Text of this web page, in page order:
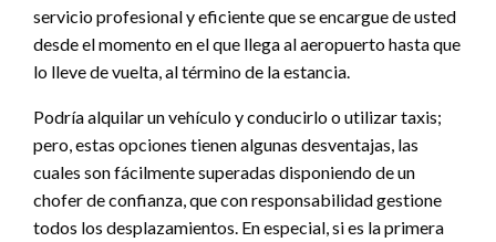
servicio profesional y eficiente que se encargue de usted
desde el momento en el que llega al aeropuerto hasta que
lo lleve de vuelta, al término de la estancia.
Podría alquilar un vehículo y conducirlo o utilizar taxis;
pero, estas opciones tienen algunas desventajas, las
cuales son fácilmente superadas disponiendo de un
chofer de confianza, que con responsabilidad gestione
todos los desplazamientos. En especial, si es la primera